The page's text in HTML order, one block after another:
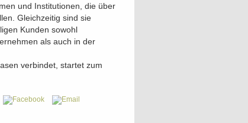
und Institutionen, die über
Gleichzeitig sind sie
Kunden sowohl
als auch in der
verbindet, startet zum